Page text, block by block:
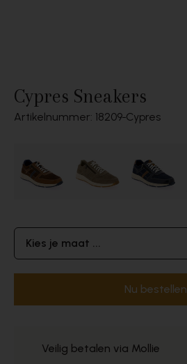
Cypres Sneakers
Artikelnummer: 18209 Cypres
Kies je maat ...
Nu bestellen
Veilig betalen via Mollie